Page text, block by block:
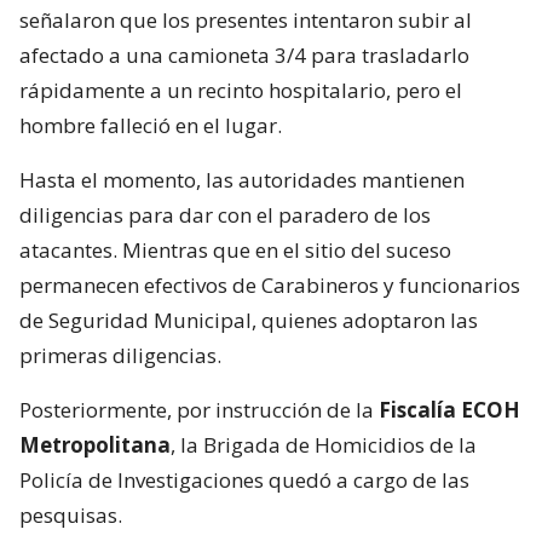
señalaron que los presentes intentaron subir al
afectado a una camioneta 3/4 para trasladarlo
rápidamente a un recinto hospitalario, pero el
hombre falleció en el lugar.
Hasta el momento, las autoridades mantienen
diligencias para dar con el paradero de los
atacantes. Mientras que en el sitio del suceso
permanecen efectivos de Carabineros y funcionarios
de Seguridad Municipal, quienes adoptaron las
primeras diligencias.
Posteriormente, por instrucción de la Fiscalía ECOH
Metropolitana, la Brigada de Homicidios de la
Policía de Investigaciones quedó a cargo de las
pesquisas.